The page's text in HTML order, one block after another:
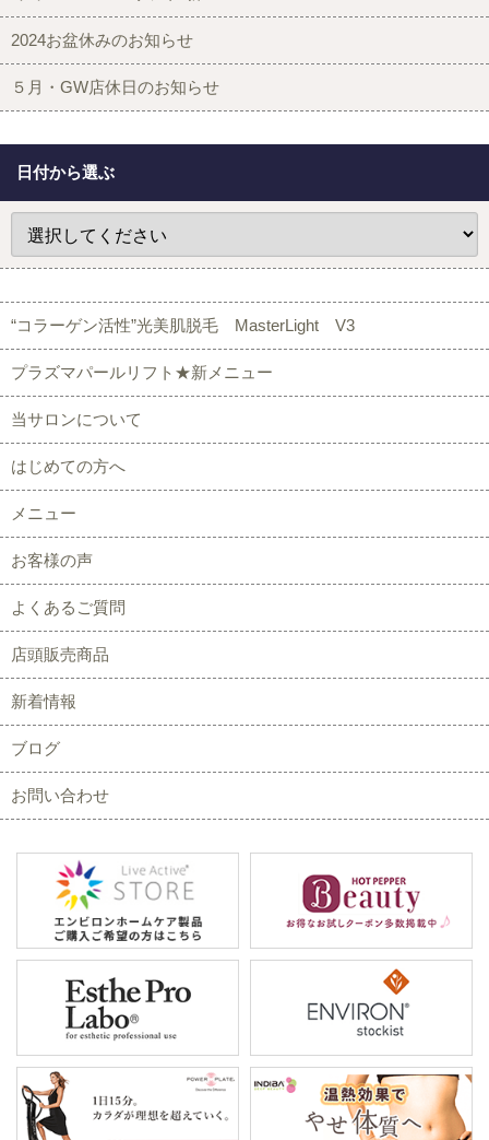
2024お盆休みのお知らせ
５月・GW店休日のお知らせ
日付から選ぶ
“コラーゲン活性”光美肌脱毛 MasterLight V3
プラズマパールリフト★新メニュー
当サロンについて
はじめての方へ
メニュー
お客様の声
よくあるご質問
店頭販売商品
新着情報
ブログ
お問い合わせ